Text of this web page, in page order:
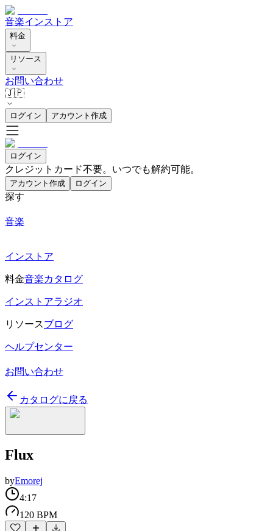
音楽インストア
料金
リソース
お問い合わせ
🇯🇵
ログイン アカウント作成
ログイン
クレジットカード不要。いつでも解約可能。
アカウント作成 ログイン
探す
音楽
インストア
料金音楽カタログ
インストアラジオ
リソースブログ
ヘルプセンター
お問い合わせ
カタログに戻る
Flux
byEmorej
4:17
120 BPM